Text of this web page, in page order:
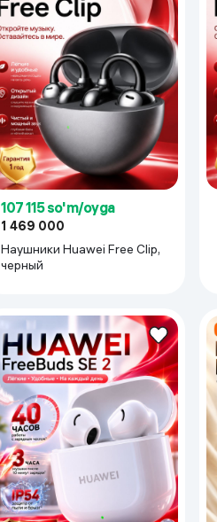
107 115 so'm/oyga
1 469 000
Наушники Huawei Free Clip,
черный